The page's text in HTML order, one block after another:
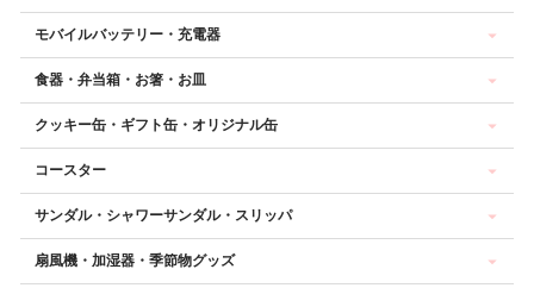
モバイルバッテリー・充電器
食器・弁当箱・お箸・お皿
クッキー缶・ギフト缶・オリジナル缶
コースター
サンダル・シャワーサンダル・スリッパ
扇風機・加湿器・季節物グッズ